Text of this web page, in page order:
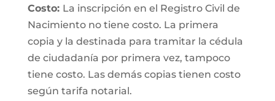
Costo: La inscripción en el Registro Civil de
Nacimiento no tiene costo. La primera
copia y la destinada para tramitar la cédula
de ciudadanía por primera vez, tampoco
tiene costo. Las demás copias tienen costo
según tarifa notarial.